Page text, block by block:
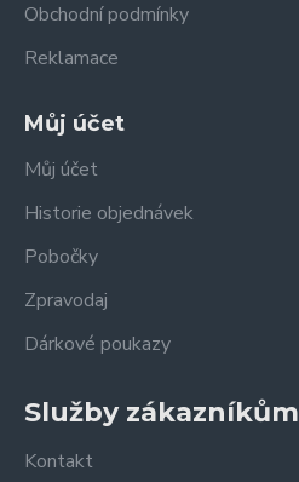
Obchodní podmínky
Reklamace
Můj účet
Můj účet
Historie objednávek
Pobočky
Zpravodaj
Dárkové poukazy
Služby zákazníkům
Kontakt